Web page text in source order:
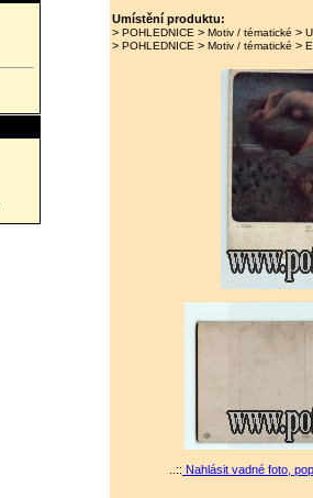
Umístění produktu:
>POHLEDNICE >Motiv / tématické >
>POHLEDNICE >Motiv / tématické >
..:: Nahlásit vadné foto,